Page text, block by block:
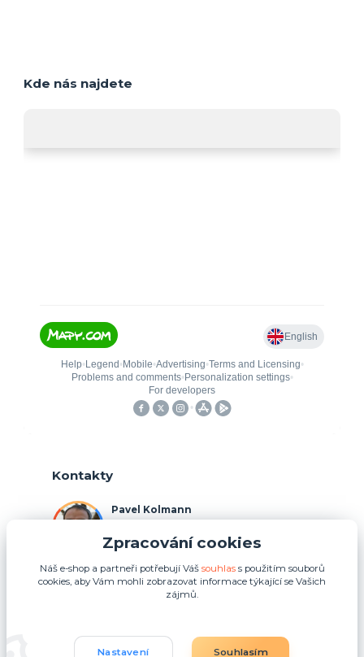
Kde nás najdete
Kontakty
Pavel Kolmann
(Po-Ne, 8:00-17:00 hod.)
p.kolmann@coolplays.cz
Zpracování cookies
Náš e-shop a partneři potřebují Váš souhlass použitím souborů
cookies, aby Vám mohli zobrazovat informace týkající se Vašich
zájmů.
Nastavení Souhlasím